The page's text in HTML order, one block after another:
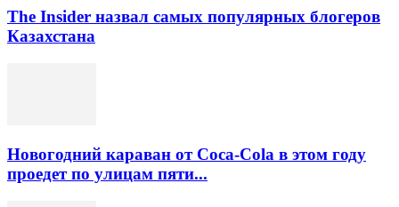
The Insider назвал самых популярных блогеров
Казахстана
Новогодний караван от Coca-Cola в этом году
проедет по улицам пяти...